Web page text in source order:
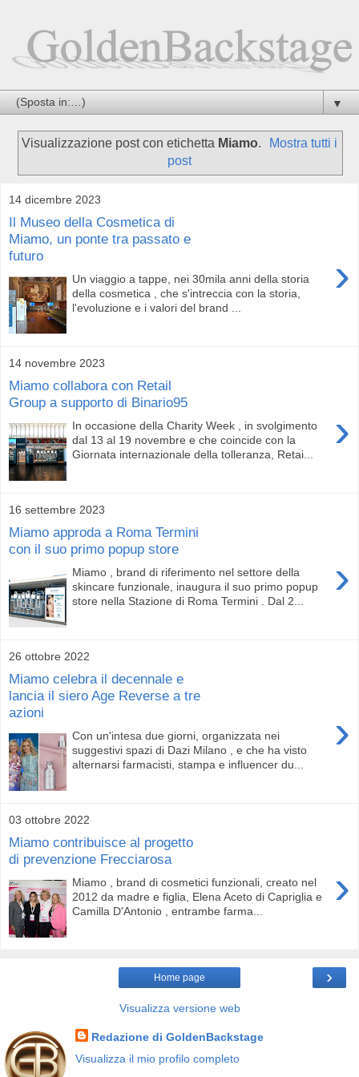
▼
Visualizzazione post con etichetta Miamo.
Mostra tutti i
post
14 dicembre 2023
Il Museo della Cosmetica di
Miamo, un ponte tra passato e
futuro
›
Un viaggio a tappe, nei 30mila anni della storia
della cosmetica , che s'intreccia con la storia,
l'evoluzione e i valori del brand ...
14 novembre 2023
Miamo collabora con Retail
Group a supporto di Binario95
›
In occasione della Charity Week , in svolgimento
dal 13 al 19 novembre e che coincide con la
Giornata internazionale della tolleranza, Retai...
16 settembre 2023
Miamo approda a Roma Termini
con il suo primo popup store
›
Miamo , brand di riferimento nel settore della
skincare funzionale, inaugura il suo primo popup
store nella Stazione di Roma Termini . Dal 2...
26 ottobre 2022
Miamo celebra il decennale e
lancia il siero Age Reverse a tre
azioni
›
Con un'intesa due giorni, organizzata nei
suggestivi spazi di Dazi Milano , e che ha visto
alternarsi farmacisti, stampa e influencer du...
03 ottobre 2022
Miamo contribuisce al progetto
di prevenzione Frecciarosa
›
Miamo , brand di cosmetici funzionali, creato nel
2012 da madre e figlia, Elena Aceto di Capriglia e
Camilla D'Antonio , entrambe farma...
›
Home page
Visualizza versione web
Redazione di GoldenBackstage
Visualizza il mio profilo completo